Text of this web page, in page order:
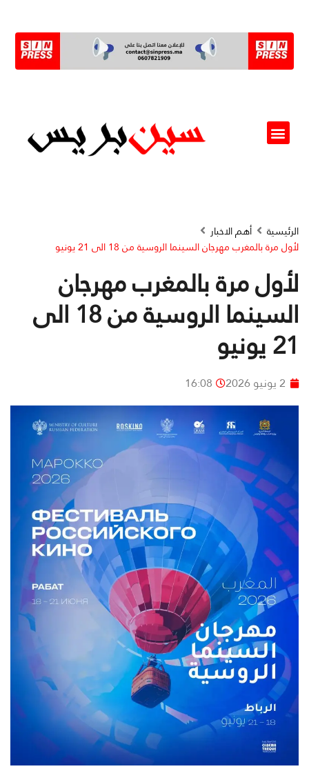
الرئيسية
أهم الاخبار
لأول مرة بالمغرب مهرجان السينما الروسية من 18 الى 21 يونيو
لأول مرة بالمغرب مهرجان
السينما الروسية من 18 الى
21 يونيو
2 يونيو 2026 16:08